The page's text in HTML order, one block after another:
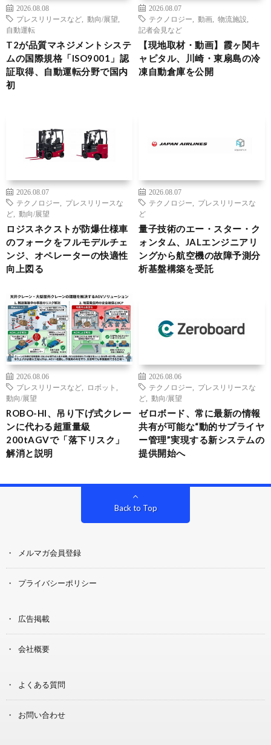
2026.08.08
プレスリリースなど
動向/展望
自動運転
T2が品質マネジメントシステ
ムの国際規格「ISO9001」認
証取得、自動運転分野で国内
初
2026.08.07
テクノロジー
動画 物流施設
記者会見など
【現地取材・動画】霞ヶ関キ
ャピタル、川崎・東扇島の冷
凍自動倉庫を公開
2026.08.07
テクノロジー
プレスリリースな
ど
動向/展望
ロジスネクストが防爆仕様車
のフォークをフルモデルチェ
ンジ、オペレーターの快適性
向上図る
2026.08.07
テクノロジー
プレスリリースな
ど
量子技術のエー・スター・ク
ォンタム、JALエンジニアリ
ングから航空機の故障予測分
析基盤構築を受託
2026.08.06
プレスリリースなど
ロボット
動向/展望
ROBO-HI、吊り下げ式クレー
ンに代わる超重量級
200tAGVで「落下リスク」
解消と説明
2026.08.06
テクノロジー
プレスリリースな
ど
動向/展望
ゼロボード、常に最新の情報
共有が可能な“動的サプライヤ
ー管理”実現する新システムの
提供開始へ
Back to Top
メルマガ会員登録
プライバシーポリシー
広告掲載
会社概要
よくある質問
お問い合わせ